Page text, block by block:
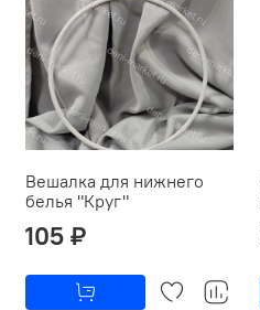
Вешалка для нижнего
белья "Круг"
105 ₽